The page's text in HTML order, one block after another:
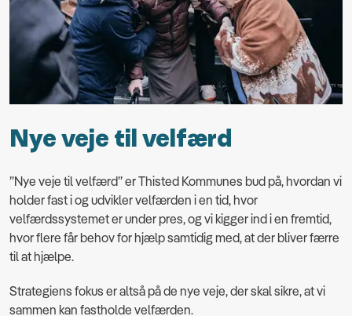
Nye veje til velfærd
”Nye veje til velfærd” er Thisted Kommunes bud på, hvordan vi
holder fast i og udvikler velfærden i en tid, hvor
velfærdssystemet er under pres, og vi kigger ind i en fremtid,
hvor flere får behov for hjælp samtidig med, at der bliver færre
til at hjælpe.
Strategiens fokus er altså på de nye veje, der skal sikre, at vi
sammen kan fastholde velfærden.